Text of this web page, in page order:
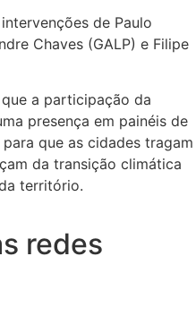
de Paulo
Chaves (GALP) e Filipe
a participação da
presença em painéis de
que as cidades tragam
da transição climática
território.
redes